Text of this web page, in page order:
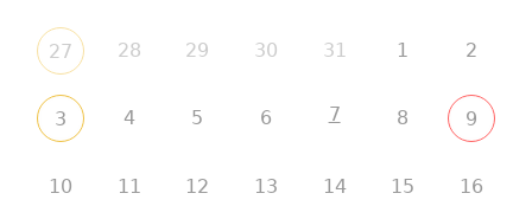
27 28 29 30 31 1 2
3 4 5 6 7 8 9
10 11 12 13 14 15 16